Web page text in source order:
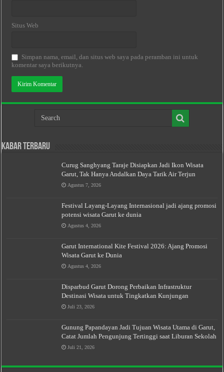
Situs Web
Simpan nama, email, dan situs web saya pada peramban ini untuk
komentar saya berikutnya.
Kabar Terbaru
Curug Sanghyang Taraje Disiapkan Jadi Ikon Wisata
Garut, Tak Hanya Andalkan Daya Tarik Air Terjun
Agustus 7, 2026
Festival Layang-Layang Internasional jadi ajang promosi
potensi wisata Garut ke dunia
Agustus 4, 2026
Garut International Kite Festival 2026: Ajang Promosi
Wisata Garut ke Dunia
Agustus 4, 2026
Disparbud Garut Dorong Perbaikan Infrastruktur
Destinasi Wisata untuk Tingkatkan Kunjungan
Juli 23, 2026
Gunung Papandayan Jadi Tujuan Wisata Utama di Garut,
Catat Jumlah Pengunjung Tertinggi saat Liburan Sekolah
Juli 21, 2026